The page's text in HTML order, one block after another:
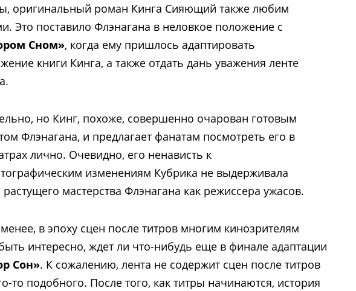
оригинальный роман Кинга Сияющий также любим
Это поставило Флэнагана в неловкое положение с
Сном», когда ему пришлось адаптировать
книги Кинга, а также отдать дань уважения ленте
но Кинг, похоже, совершенно очарован готовым
Флэнагана, и предлагает фанатам посмотреть его в
лично. Очевидно, его ненависть к
изменениям Кубрика не выдерживала
мастерства Флэнагана как режиссера ужасов.
в эпоху сцен после титров многим кинозрителям
интересно, ждет ли что-нибудь еще в финале адаптации
Сон». К сожалению, лента не содержит сцен после титров
то подобного. После того, как титры начинаются, история